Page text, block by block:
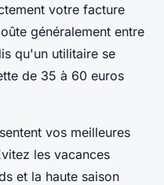
votre facture
généralement entre
qu'un utilitaire se
de 35 à 60 euros
vos meilleures
les vacances
et la haute saison